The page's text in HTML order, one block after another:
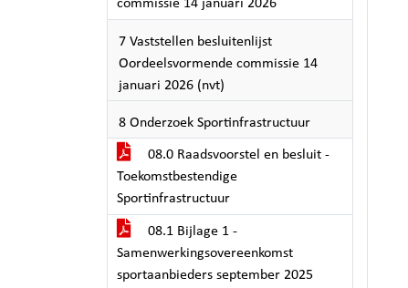
commissie 14 januari 2026
7 Vaststellen besluitenlijst
Oordeelsvormende commissie 14
januari 2026 (nvt)
8 Onderzoek Sportinfrastructuur
08.0 Raadsvoorstel en besluit -
Toekomstbestendige
Sportinfrastructuur
08.1 Bijlage 1 -
Samenwerkingsovereenkomst
sportaanbieders september 2025